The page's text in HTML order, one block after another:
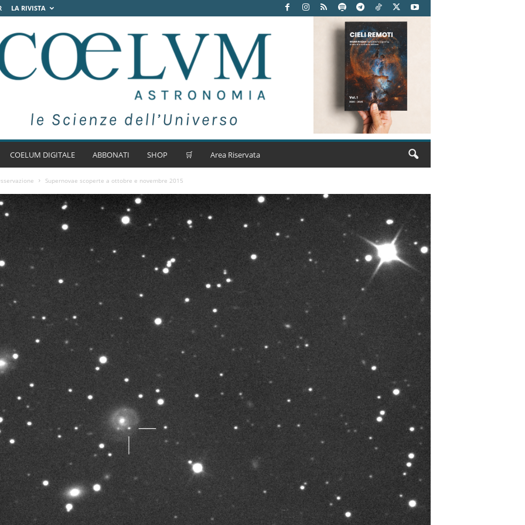
LA RIVISTA
COELUM DIGITALE ABBONATI SHOP 🛒 Area Riservata
Supernovae scoperte a ottobre e novembre 2015